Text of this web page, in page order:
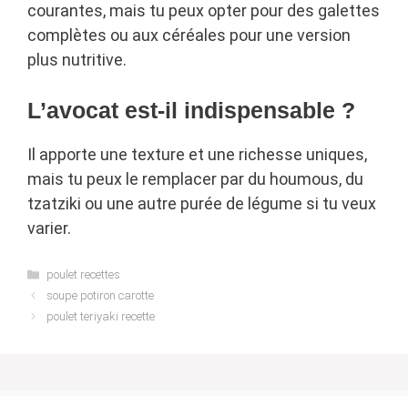
courantes, mais tu peux opter pour des galettes
complètes ou aux céréales pour une version
plus nutritive.
L’avocat est-il indispensable ?
Il apporte une texture et une richesse uniques,
mais tu peux le remplacer par du houmous, du
tzatziki ou une autre purée de légume si tu veux
varier.
Categories
poulet recettes
soupe potiron carotte
poulet teriyaki recette